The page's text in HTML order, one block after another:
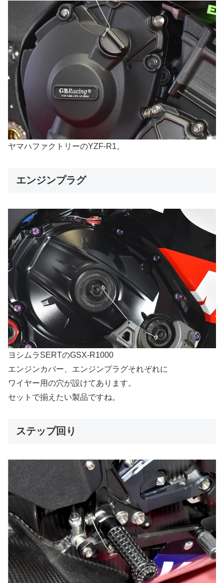
ヤマハファクトリーのYZF-R1。
エンジンプラグ
ヨシムラSERTのGSX-R1000
エンジンカバー、エンジンプラグそれぞれに
ワイヤー用の穴が設けてあります。
セットで揃えたい製品ですね。
ステップ回り